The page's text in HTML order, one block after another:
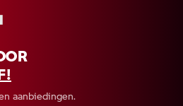
aanbiedingen.